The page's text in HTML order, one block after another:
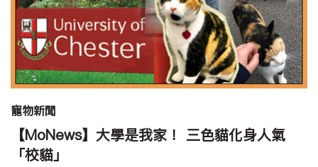
寵物新聞
【MoNews】大學是我家！ 三色貓化身人氣
「校貓」